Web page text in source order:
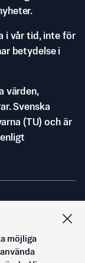
i vår tid, inte för
betydelse i
värden,
Svenska
(TU) och är
möjliga